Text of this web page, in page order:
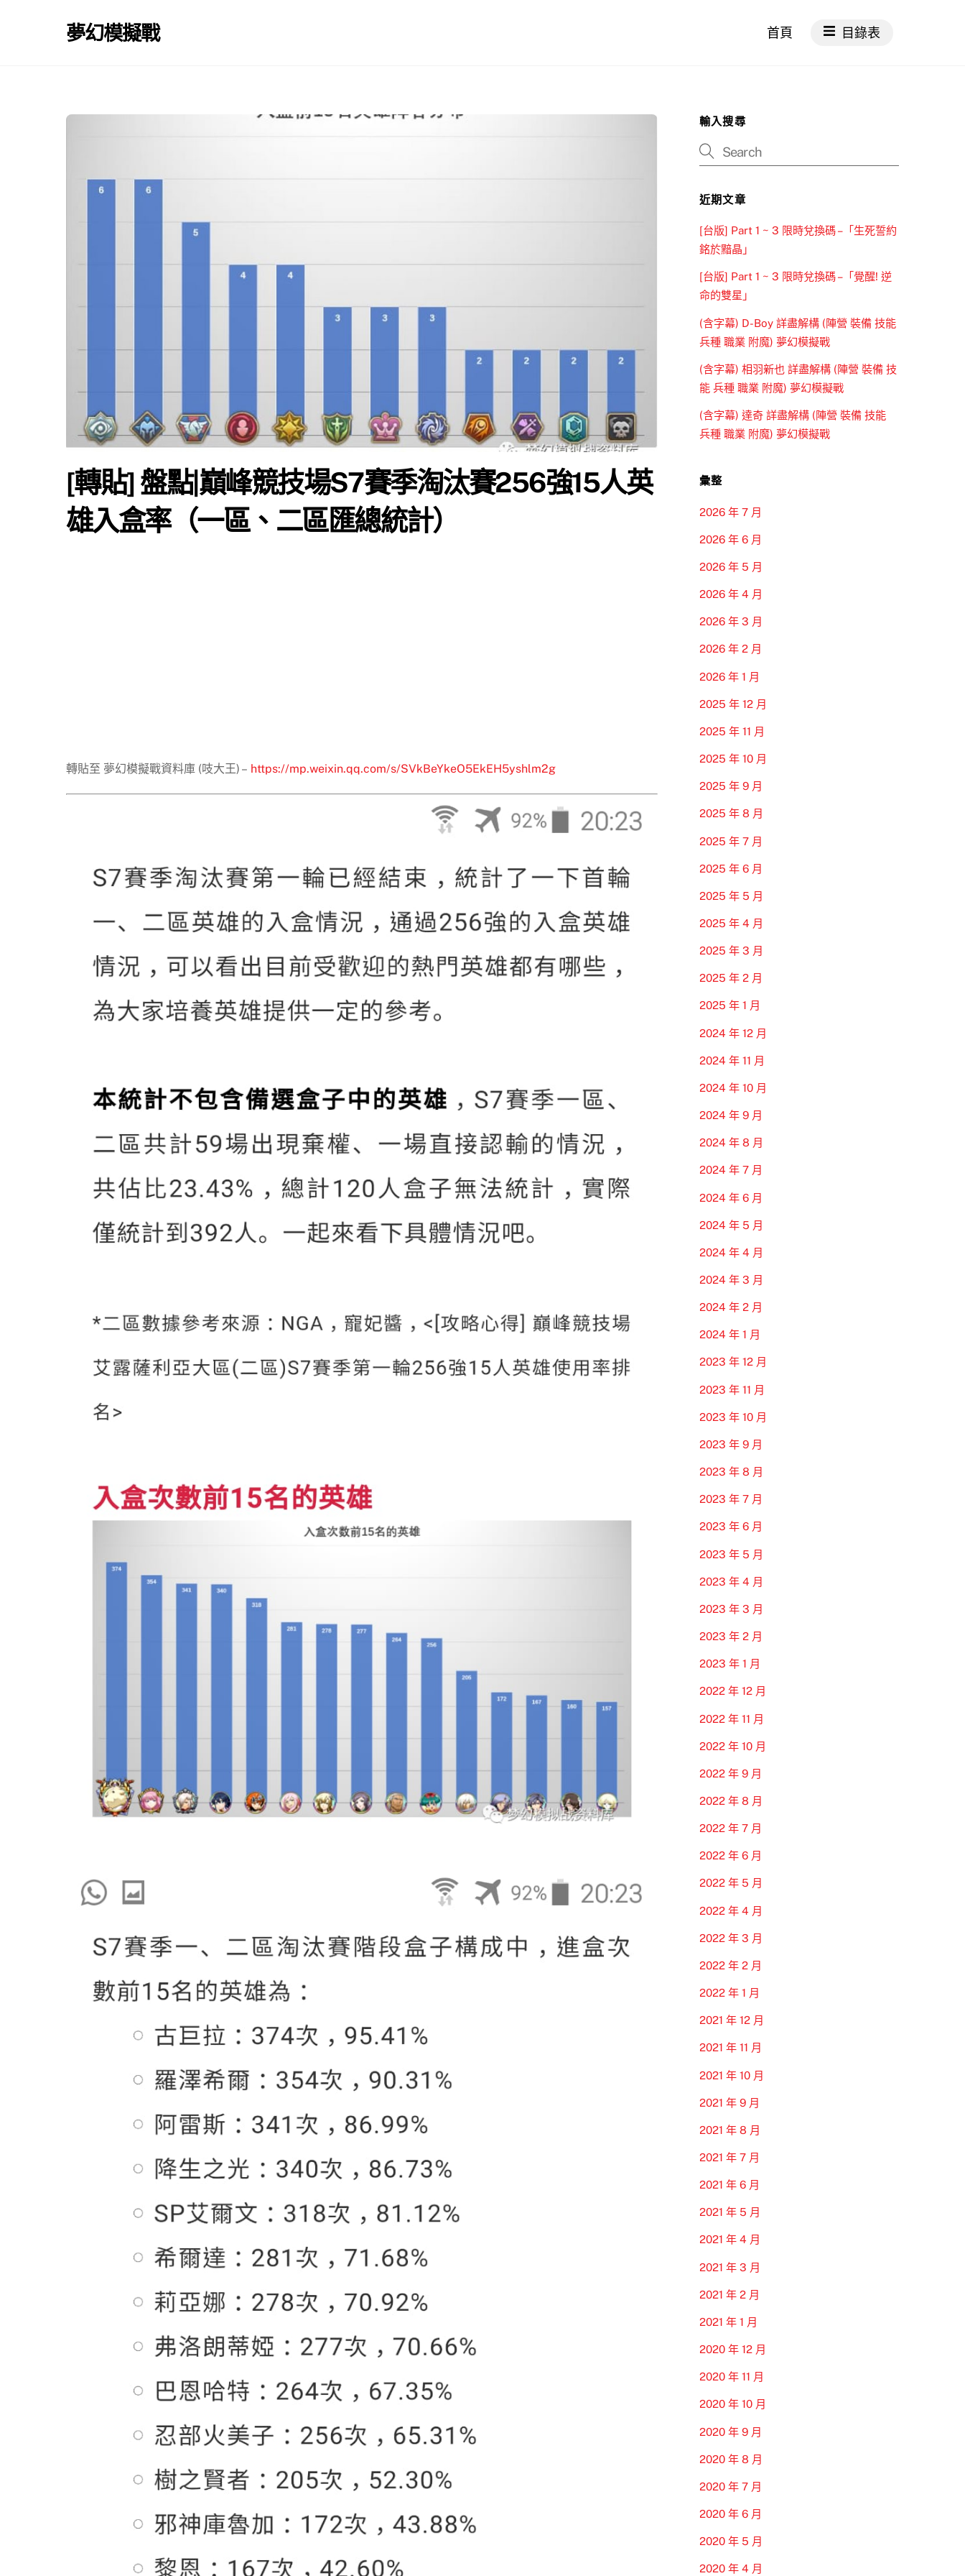
夢幻模擬戰 首頁 目錄表
[轉貼] 盤點|巔峰競技場S7賽季淘汰賽256強15人英
雄入盒率（一區、二區匯總統計）
轉貼至 夢幻模擬戰資料庫 (吱大王) – https://mp.weixin.qq.com/s/SVkBeYkeO5EkEH5yshlm2g
輸入搜尋
近期文章
[台版] Part 1 ~ 3 限時兌換碼 –「生死誓約
銘於黯晶」
[台版] Part 1 ~ 3 限時兌換碼 –「覺醒! 逆
命的雙星」
(含字幕) D-Boy 詳盡解構 (陣營 裝備 技能
兵種 職業 附魔) 夢幻模擬戰
(含字幕) 相羽新也 詳盡解構 (陣營 裝備 技
能 兵種 職業 附魔) 夢幻模擬戰
(含字幕) 達奇 詳盡解構 (陣營 裝備 技能
兵種 職業 附魔) 夢幻模擬戰
彙整
2026 年 7 月
2026 年 6 月
2026 年 5 月
2026 年 4 月
2026 年 3 月
2026 年 2 月
2026 年 1 月
2025 年 12 月
2025 年 11 月
2025 年 10 月
2025 年 9 月
2025 年 8 月
2025 年 7 月
2025 年 6 月
2025 年 5 月
2025 年 4 月
2025 年 3 月
2025 年 2 月
2025 年 1 月
2024 年 12 月
2024 年 11 月
2024 年 10 月
2024 年 9 月
2024 年 8 月
2024 年 7 月
2024 年 6 月
2024 年 5 月
2024 年 4 月
2024 年 3 月
2024 年 2 月
2024 年 1 月
2023 年 12 月
2023 年 11 月
2023 年 10 月
2023 年 9 月
2023 年 8 月
2023 年 7 月
2023 年 6 月
2023 年 5 月
2023 年 4 月
2023 年 3 月
2023 年 2 月
2023 年 1 月
2022 年 12 月
2022 年 11 月
2022 年 10 月
2022 年 9 月
2022 年 8 月
2022 年 7 月
2022 年 6 月
2022 年 5 月
2022 年 4 月
2022 年 3 月
2022 年 2 月
2022 年 1 月
2021 年 12 月
2021 年 11 月
2021 年 10 月
2021 年 9 月
2021 年 8 月
2021 年 7 月
2021 年 6 月
2021 年 5 月
2021 年 4 月
2021 年 3 月
2021 年 2 月
2021 年 1 月
2020 年 12 月
2020 年 11 月
2020 年 10 月
2020 年 9 月
2020 年 8 月
2020 年 7 月
2020 年 6 月
2020 年 5 月
2020 年 4 月